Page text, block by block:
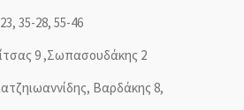
35-28, 55-46
9 ,Σωπασουδάκης 2
Βαρδάκης 8,